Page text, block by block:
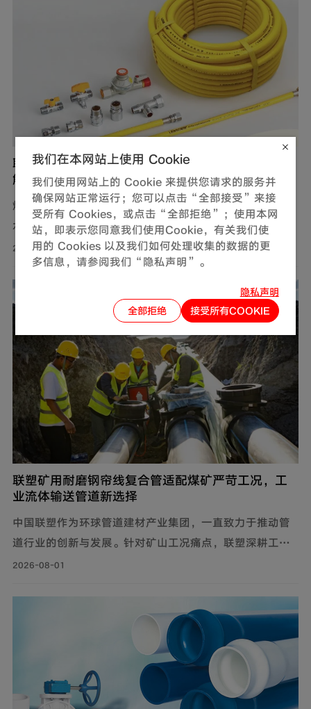
联塑燃气用不锈钢波纹软管，完善家装定制化管道
解决方案
燃气，作为现代生活中不可或缺的能源，满足了我们对热
水、美食以及舒适生活环境的追求。然而，燃气使用的安
全问题同样需要关注。联塑围绕家装场景打造定制化管道
解决方案，推出燃气用不锈钢波纹软管，依托过硬产品品
质保障家庭用气流畅稳定，为住户营造安心居家环境。
2026-08-01
联塑矿用耐磨钢帘线复合管适配煤矿严苛工况，工
业流体输送管道新选择
中国联塑作为环球管道建材产业集团，一直致力于推动管
道行业的创新与发展。针对矿山工况痛点，联塑深耕工业
流体输送管道领域，为解决煤矿井下钢制管道腐蚀严重、
层、钢帘线增强层、聚乙烯外管层复合而成。
2026-08-01
我们在本网站上使用 Cookie
我们使用网站上的 Cookie 来提供您请求的服务并
确保网站正常运行；您可以点击“全部接受”来接
受所有 Cookies，或点击“全部拒绝”；使用本网
站，即表示您同意我们使用Cookie，有关我们使
用的 Cookies 以及我们如何处理收集的数据的更
多信息，请参阅我们“隐私声明”。
隐私声明
全部拒绝
接受所有COOKIE